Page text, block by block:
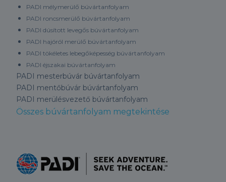
PADI mélymerülő búvártanfolyam
PADI roncsmerülő búvártanfolyam
PADI dúsított levegős búvártanfolyam
PADI hajóról merülő búvártanfolyam
PADI tökéletes lebegőképesség búvártanfolyam
PADI éjszakai búvártanfolyam
PADI mesterbúvár búvártanfolyam
PADI mentőbúvár búvártanfolyam
PADI merülésvezető búvártanfolyam
Összes búvártanfolyam megtekintése